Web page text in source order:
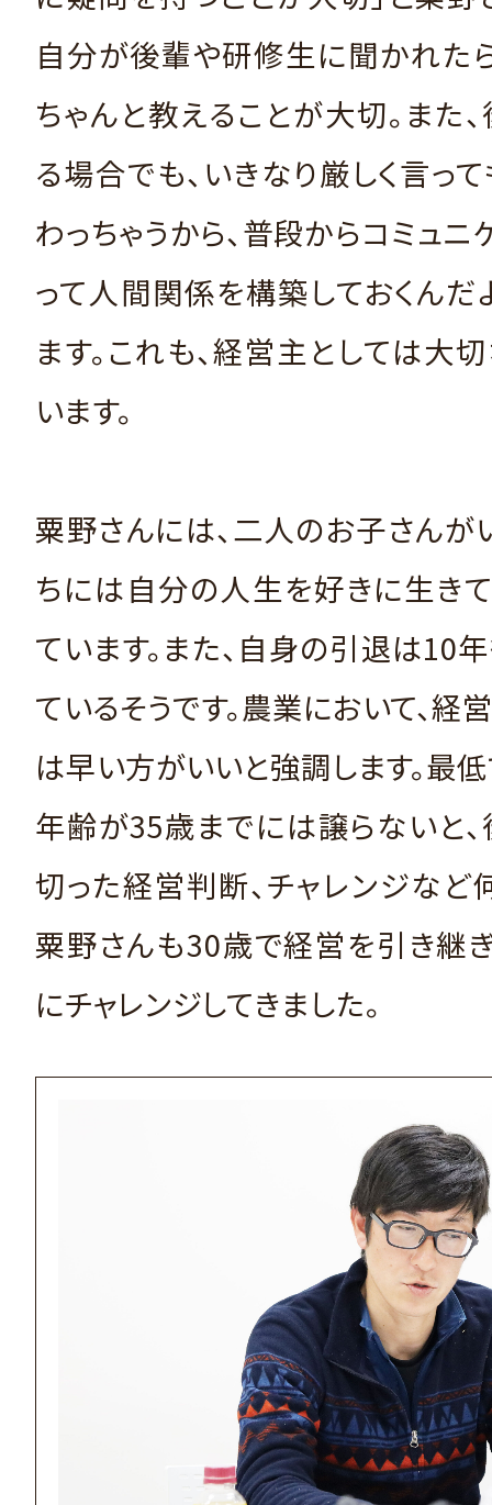
自分が後輩や研修生に聞かれた
ちゃんと教えることが大切。また
る場合でも、いきなり厳しく言っ
わっちゃうから、普段からコミュニ
って人間関係を構築しておくんだ
ます。これも、経営主としては大切
います。
粟野さんには、二人のお子さんが
ちには自分の人生を好きに生き
ています。また、自身の引退は10
ているそうです。農業において、経
は早い方がいいと強調します。最
年齢が35歳までには譲らないと
切った経営判断、チャレンジなど
粟野さんも30歳で経営を引き継
にチャレンジしてきました。